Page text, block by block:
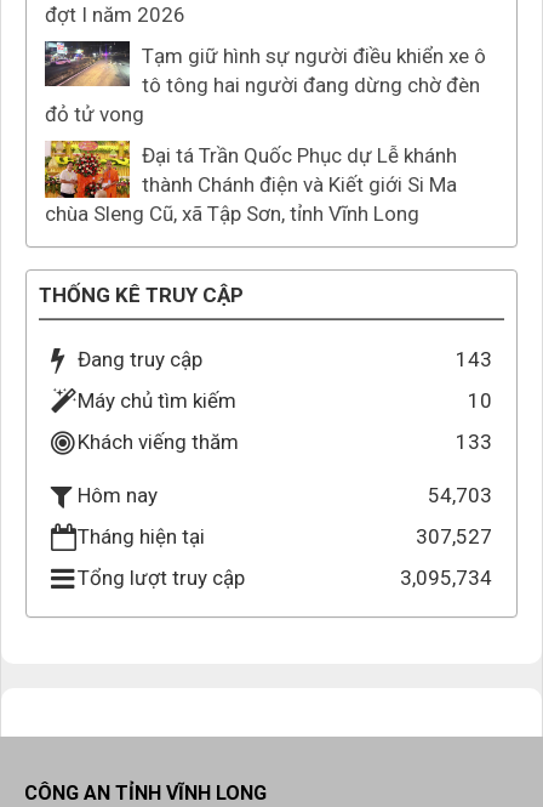
đợt I năm 2026
Tạm giữ hình sự người điều khiển xe ô
tô tông hai người đang dừng chờ đèn
đỏ tử vong
Đại tá Trần Quốc Phục dự Lễ khánh
thành Chánh điện và Kiết giới Si Ma
chùa Sleng Cũ, xã Tập Sơn, tỉnh Vĩnh Long
THỐNG KÊ TRUY CẬP
Đang truy cập
143
Máy chủ tìm kiếm
10
Khách viếng thăm
133
Hôm nay
54,703
Tháng hiện tại
307,527
Tổng lượt truy cập
3,095,734
CÔNG AN TỈNH VĨNH LONG